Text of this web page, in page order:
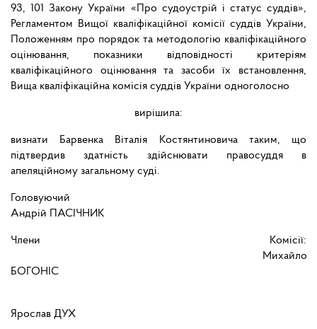
93, 101 Закону України «Про судоустрій і статус суддів»,
Регламентом Вищої кваліфікаційної комісії суддів України,
Положенням про порядок та методологію кваліфікаційного
оцінювання, показники відповідності критеріям
кваліфікаційного оцінювання та засоби їх встановлення,
Вища кваліфікаційна комісія суддів України одноголосно
вирішила:
визнати Барвенка Віталія Костянтиновича таким, що
підтвердив здатність здійснювати правосуддя в
апеляційному загальному суді.
Андрій ПАСІЧНИК
Члени Комісії:
Михайло
БОГОНІС
Ярослав ДУХ